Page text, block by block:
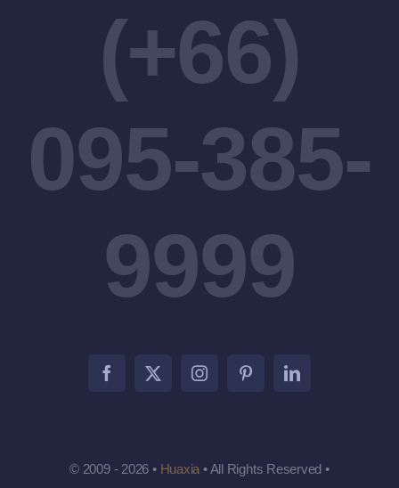
(+66)
095-385-
9999
© 2009 - 2026 • Huaxia • All Rights Reserved •